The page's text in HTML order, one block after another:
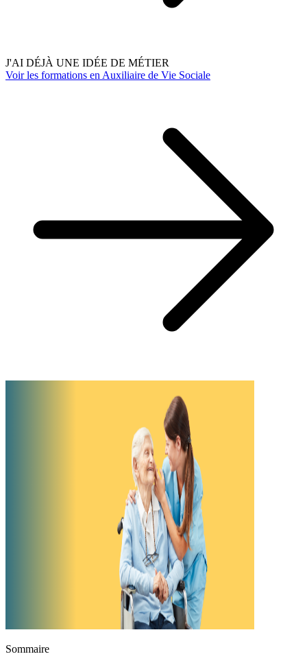
J'AI DÉJÀ UNE IDÉE DE MÉTIER
Voir les formations en Auxiliaire de Vie Sociale
Sommaire